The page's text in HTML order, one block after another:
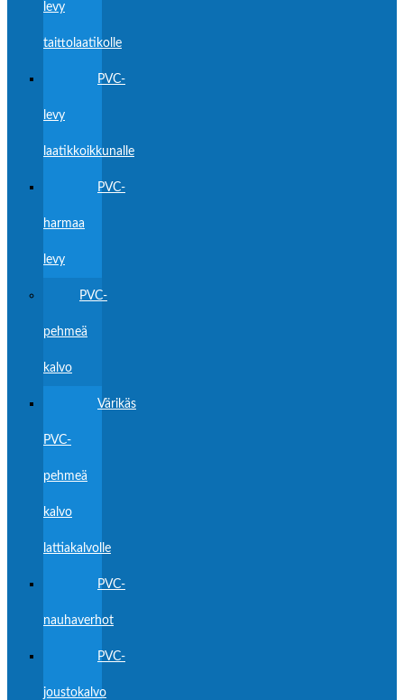
levy
taittolaatikolle
PVC-
levy
laatikkoikkunalle
PVC-
harmaa
levy
PVC-
pehmeä
kalvo
Värikäs
PVC-
pehmeä
kalvo
lattiakalvolle
PVC-
nauhaverhot
PVC-
joustokalvo